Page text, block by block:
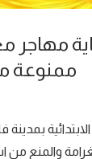
مهاجر
ممنوعة
بمدينة
والمنع